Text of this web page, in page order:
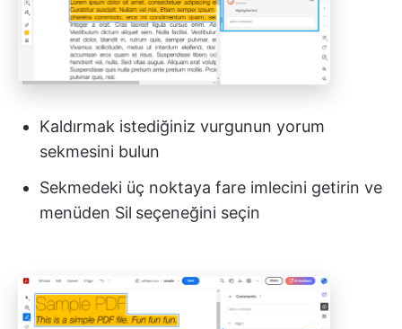
Kaldırmak istediğiniz vurgunun yorum
sekmesini bulun
Sekmedeki üç noktaya fare imlecini getirin ve
menüden Sil seçeneğini seçin